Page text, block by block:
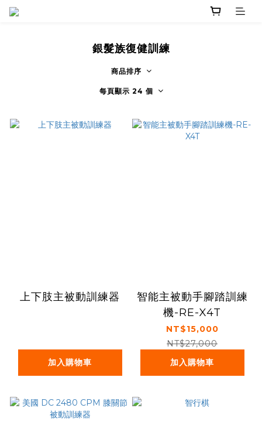
銀髮族復健訓練
商品排序
每頁顯示 24 個
上下肢主被動訓練器
加入購物車
智能主被動手腳踏訓練
機-RE-X4T
NT$15,000
NT$27,000
加入購物車